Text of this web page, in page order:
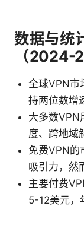
数据与统
（2024-
全球VPN市
持两位数增
大多数VPN
度、跨地域
免费VPN的
吸引力，然
主要付费
5-12美元，